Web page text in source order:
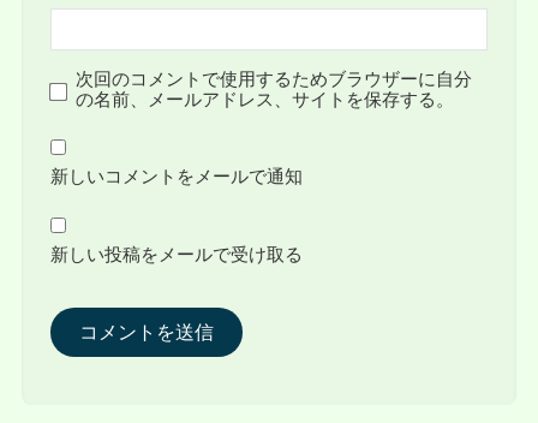
次回のコメントで使用するためブラウザーに自分
の名前、メールアドレス、サイトを保存する。
新しいコメントをメールで通知
新しい投稿をメールで受け取る